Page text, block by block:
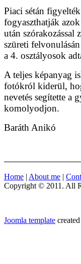
Piaci sétán
fogyaszthatják
után szórakozással
szüreti
a 4. osztályosok
A teljes képanyag
fotókról kiderül,
nevetés segítette a
komolyodjon.
Baráth Anikó
Home | About me |
Copyright © 2011. All
Joomla template